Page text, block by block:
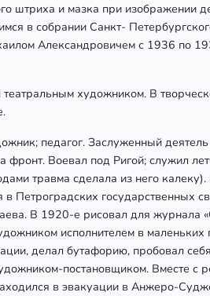
штриха и мазка при изображении
в собрании Санкт-
Александровичем с 1936 по
художником. В
педагог. Заслуженный
Воевал под Ригой; служил
травма сделала из него
Петроградских государственных
В 1920-е рисовал для журнала
исполнителем в маленьких
делал бутафорию, пробовал
постановщиком. Вместе с
в эвакуации в Анжеро-